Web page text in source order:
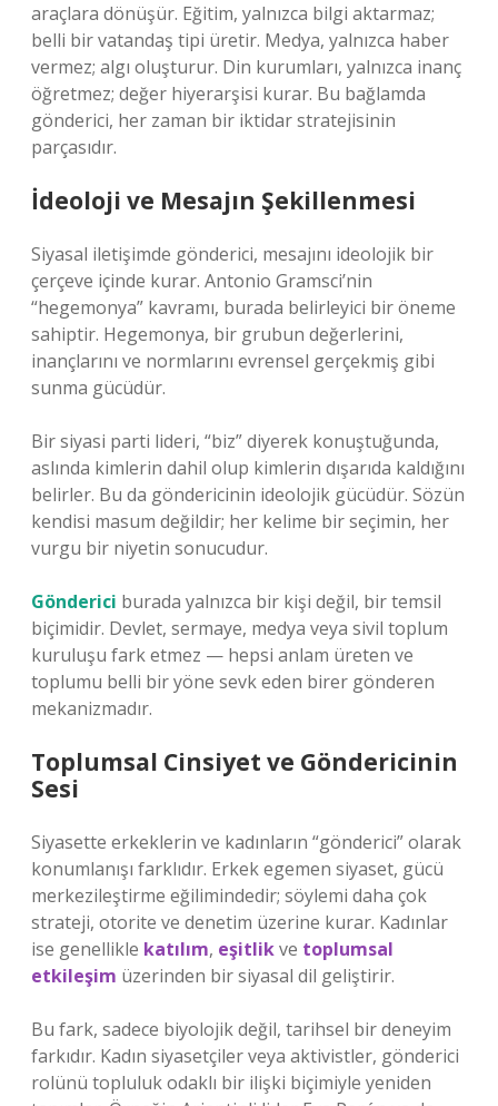
araçlara dönüşür. Eğitim, yalnızca bilgi aktarmaz;
belli bir vatandaş tipi üretir. Medya, yalnızca haber
vermez; algı oluşturur. Din kurumları, yalnızca inanç
öğretmez; değer hiyerarşisi kurar. Bu bağlamda
gönderici, her zaman bir iktidar stratejisinin
parçasıdır.
İdeoloji ve Mesajın Şekillenmesi
Siyasal iletişimde gönderici, mesajını ideolojik bir
çerçeve içinde kurar. Antonio Gramsci’nin
“hegemonya” kavramı, burada belirleyici bir öneme
sahiptir. Hegemonya, bir grubun değerlerini,
inançlarını ve normlarını evrensel gerçekmiş gibi
sunma gücüdür.
Bir siyasi parti lideri, “biz” diyerek konuştuğunda,
aslında kimlerin dahil olup kimlerin dışarıda kaldığını
belirler. Bu da göndericinin ideolojik gücüdür. Sözün
kendisi masum değildir; her kelime bir seçimin, her
vurgu bir niyetin sonucudur.
Gönderici burada yalnızca bir kişi değil, bir temsil
biçimidir. Devlet, sermaye, medya veya sivil toplum
kuruluşu fark etmez — hepsi anlam üreten ve
toplumu belli bir yöne sevk eden birer gönderen
mekanizmadır.
Toplumsal Cinsiyet ve Göndericinin
Sesi
Siyasette erkeklerin ve kadınların “gönderici” olarak
konumlanışı farklıdır. Erkek egemen siyaset, gücü
merkezileştirme eğilimindedir; söylemi daha çok
strateji, otorite ve denetim üzerine kurar. Kadınlar
ise genellikle katılım, eşitlikve toplumsal
etkileşim üzerinden bir siyasal dil geliştirir.
Bu fark, sadece biyolojik değil, tarihsel bir deneyim
farkıdır. Kadın siyasetçiler veya aktivistler, gönderici
rolünü topluluk odaklı bir ilişki biçimiyle yeniden